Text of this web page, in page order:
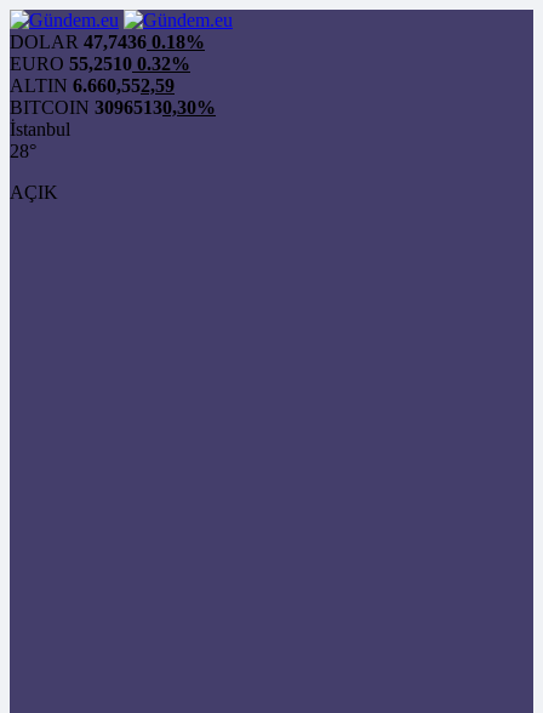
DOLAR 47,7436 0.18%
EURO 55,2510 0.32%
ALTIN 6.660,552,59
BITCOIN 30965130,30%
İstanbul
28°
AÇIK